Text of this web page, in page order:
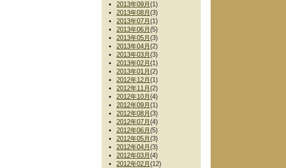
2013年09月 (1)
2013年08月 (3)
2013年07月 (1)
2013年06月 (5)
2013年05月 (3)
2013年04月 (2)
2013年03月 (3)
2013年02月 (1)
2013年01月 (2)
2012年12月 (1)
2012年11月 (2)
2012年10月 (4)
2012年09月 (1)
2012年08月 (3)
2012年07月 (4)
2012年06月 (5)
2012年05月 (3)
2012年04月 (3)
2012年03月 (4)
2012年02月 (12)